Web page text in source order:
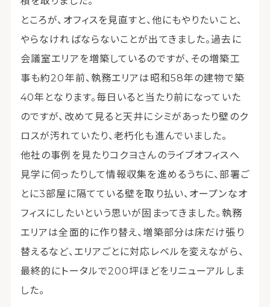
ところが、オフィスを見直すと、他にもやりたいこと、
やらなければならないことが出てきました。過去に
会議室エリアを増築しているのですが、その増築工
事も約20年前、執務エリアは昭和58年の建物で築
40年となります。毎日いると当たり前になっていた
のですが、改めて見ると天井にシミがあったり壁のク
ロスが汚れていたり、老朽化も進んでいました。
他社の事例を見たりコクヨさんのライブオフィスへ
見学に伺ったりして情報収集を進めるうちに、部署ご
とに3部屋に隔てている壁を取り払い、オープンなオ
フィスにしたいという思いが固まってきました。執務
エリアは全面的に作り替え、増築部分は床だけ張り
替えるなど、エリアごとに対応レベルを変えながら、
最終的にトータルで200坪ほどをリニューアルしま
した。